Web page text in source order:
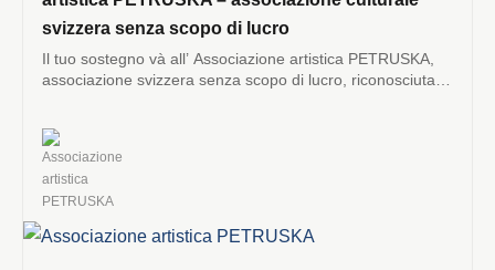
svizzera senza scopo di lucro
Il tuo sostegno và all’ Associazione artistica PETRUSKA,
associazione svizzera senza scopo di lucro, riconosciuta